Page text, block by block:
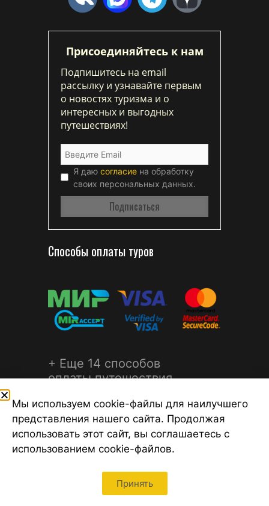
Присоединяйтесь к нам
Подпишитесь на email
рассылку и узнавайте первым
о новостях туризма и о
интересных и выгодных
путешествиях!
Я даю согласие на обработку
своих персональных данных.
Способы оплаты туров
+ Еще 14 способов
оплаты путешествия
©2026 Турагентство Турсфера - Поиск туров от надежных
Мы используем cookie-файлы для наилучшего
представления нашего сайта. Продолжая
использовать этот сайт, вы соглашаетесь с
использованием cookie-файлов.
Принять